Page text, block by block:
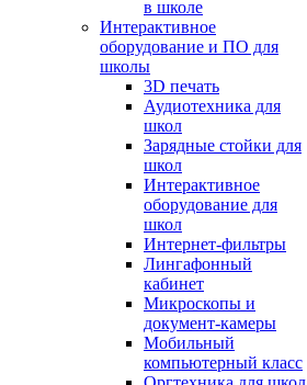
в школе
Интерактивное
оборудование и ПО для
школы
3D печать
Аудиотехника для
школ
Зарядные стойки для
школ
Интерактивное
оборудование для
школ
Интернет-фильтры
Лингафонный
кабинет
Микроскопы и
документ-камеры
Мобильный
компьютерный класс